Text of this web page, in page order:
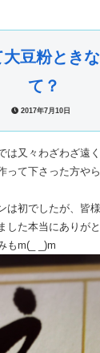
豆粉とき
て？
2017年7月10日
は又々わざわざ遠
って下さった方や
は初でしたが、皆
した本当にありが
もm(_ _)m